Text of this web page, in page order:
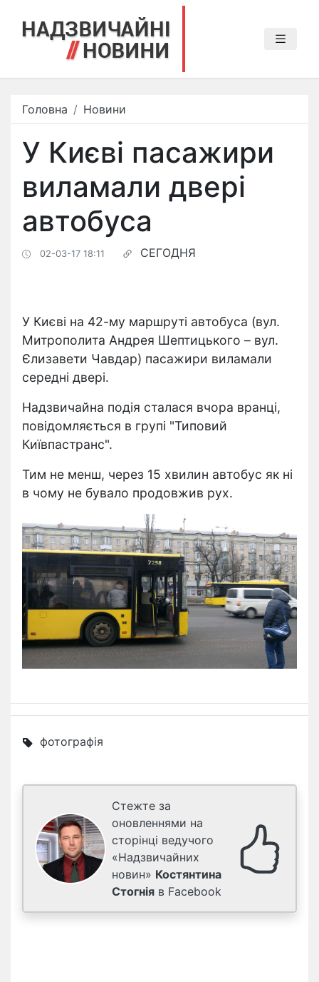
Головна Новини
У Києві пасажири
виламали двері
автобуса
02-03-17 18:11 СЕГОДНЯ
У Києві на 42-му маршруті автобуса (вул.
Митрополита Андрея Шептицького – вул.
Єлизавети Чавдар) пасажири виламали
середні двері.
Надзвичайна подія сталася вчора вранці,
повідомляється в групі "Типовий
Київпастранс".
Тим не менш, через 15 хвилин автобус як ні
в чому не бувало продовжив рух.
фотографія
Стежте за
оновленнями на
сторінці ведучого
«Надзвичайних
новин» Костянтина
Стогнія в Facebook